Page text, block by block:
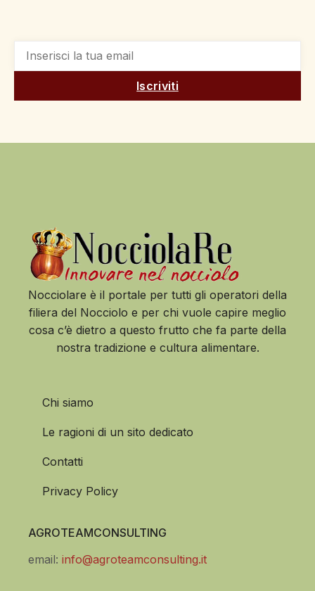
Iscriviti
Nocciolare è il portale per tutti gli operatori della
filiera del Nocciolo e per chi vuole capire meglio
cosa c’è dietro a questo frutto che fa parte della
nostra tradizione e cultura alimentare.
Chi siamo
Le ragioni di un sito dedicato
Contatti
Privacy Policy
AGROTEAMCONSULTING
email: info@agroteamconsulting.it